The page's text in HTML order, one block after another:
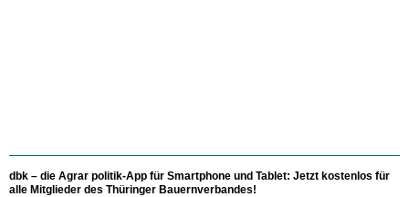
dbk – die Agrar politik-App für Smartphone und Tablet: Jetzt kostenlos für
alle Mitglieder des Thüringer Bauernverbandes!